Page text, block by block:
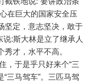
在巨大的国家安全压
坚定，意志坚决，敢于
:斯大林是立了继承人
才，水平不高。
，于是乎只好来个“三
“三马驾车”。三匹马驾